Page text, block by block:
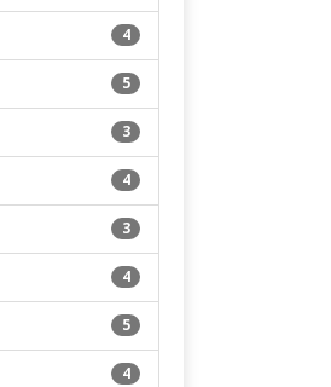
4
5
3
4
3
4
5
4